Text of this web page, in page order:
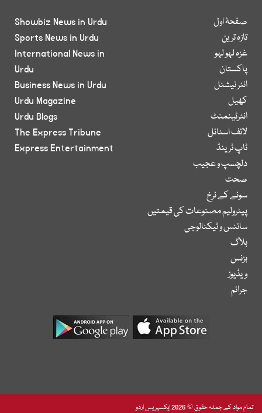
صفحۂ اول
تازہ ترین
غزہ لہو لہو
پاکستان
انٹر نیشنل
کھیل
انٹرٹینمنٹ
لائف اسٹائل
ٹاپ ٹرینڈ
دلچسپ و عجیب
صحت
سونے کے نرخ
پیٹرولیم مصنوعات کی قیمتیں
سائنس و ٹیکنالوجی
بلاگ
بزنس
ویڈیوز
جرائم
Showbiz News in Urdu
Sports News in Urdu
International News in
Urdu
Business News in Urdu
Urdu Magazine
Urdu Blogs
The Express Tribune
Express Entertainment
تمام مواد کے جملہ حقوق © 2026 ایکسپریس اردو